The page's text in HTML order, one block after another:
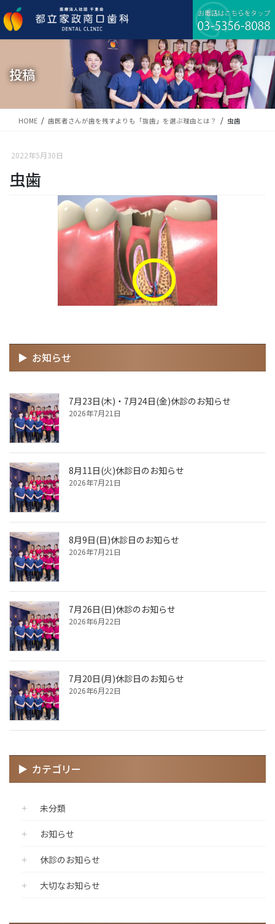
ン
テ
ビ
ゲ
移
投稿
HOME 歯医者さんが歯を残すよりも「抜歯」を選ぶ理由とは？ 虫歯
2022年5月30日
虫歯
お知らせ
7月23日(木)・7月24日(金)休診のお知らせ
2026年7月21日
8月11日(火)休診日のお知らせ
2026年7月21日
8月9日(日)休診日のお知らせ
2026年7月21日
7月26日(日)休診のお知らせ
2026年6月22日
7月20日(月)休診日のお知らせ
2026年6月22日
カテゴリー
未分類
お知らせ
休診のお知らせ
大切なお知らせ